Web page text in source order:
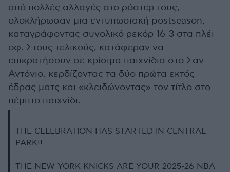
από πολλές αλλαγές στο ρόστερ τους,
ολοκλήρωσαν μια εντυπωσιακή postseason,
καταγράφοντας συνολικό ρεκόρ 16-3 στα πλέι
οφ. Στους τελικούς, κατάφεραν να
επικρατήσουν σε κρίσιμα παιχνίδια στο Σαν
Αντόνιο, κερδίζοντας τα δύο πρώτα εκτός
έδρας ματς και «κλειδώνοντας» τον τίτλο στο
πέμπτο παιχνίδι.
THE CELEBRATION HAS STARTED IN CENTRAL
PARK!!
THE NEW YORK KNICKS ARE YOUR 2025-26 NBA